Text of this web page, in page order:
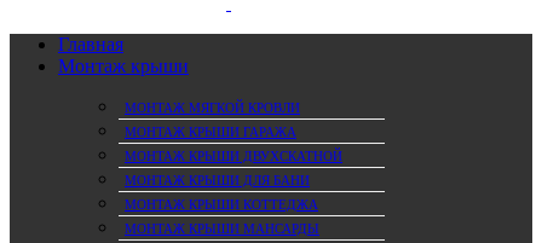
Главная
Монтаж крыши
МОНТАЖ МЯГКОЙ КРОВЛИ
МОНТАЖ КРЫШИ ГАРАЖА
МОНТАЖ КРЫШИ ДВУХСКАТНОЙ
МОНТАЖ КРЫШИ ДЛЯ БАНИ
МОНТАЖ КРЫШИ КОТТЕДЖА
МОНТАЖ КРЫШИ МАНСАРДЫ